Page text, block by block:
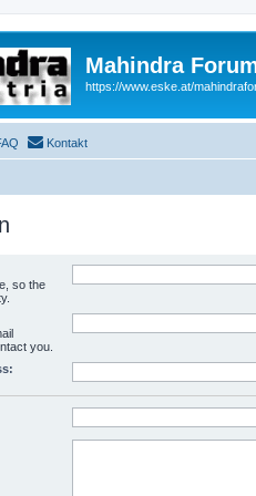
Mahindra
https://www.eske.at/
Kontakt
so the
you.